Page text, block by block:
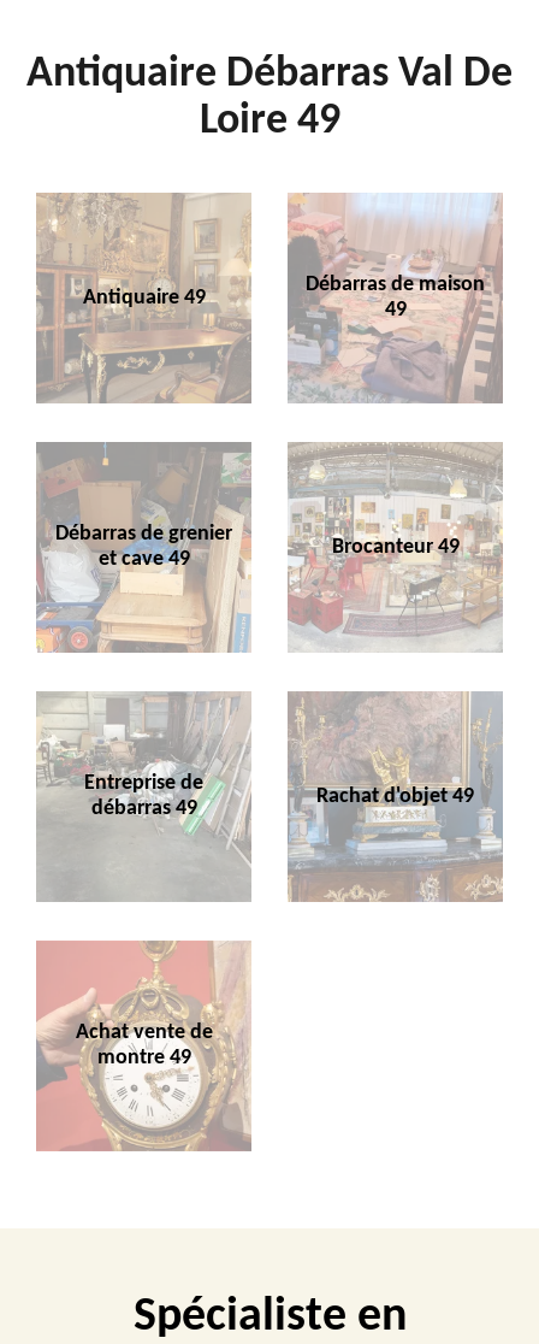
Antiquaire Débarras Val De
Loire 49
Antiquaire 49
Débarras de maison
49
Débarras de grenier
et cave 49
Brocanteur 49
Entreprise de
débarras 49
Rachat d'objet 49
Achat vente de
montre 49
Spécialiste en